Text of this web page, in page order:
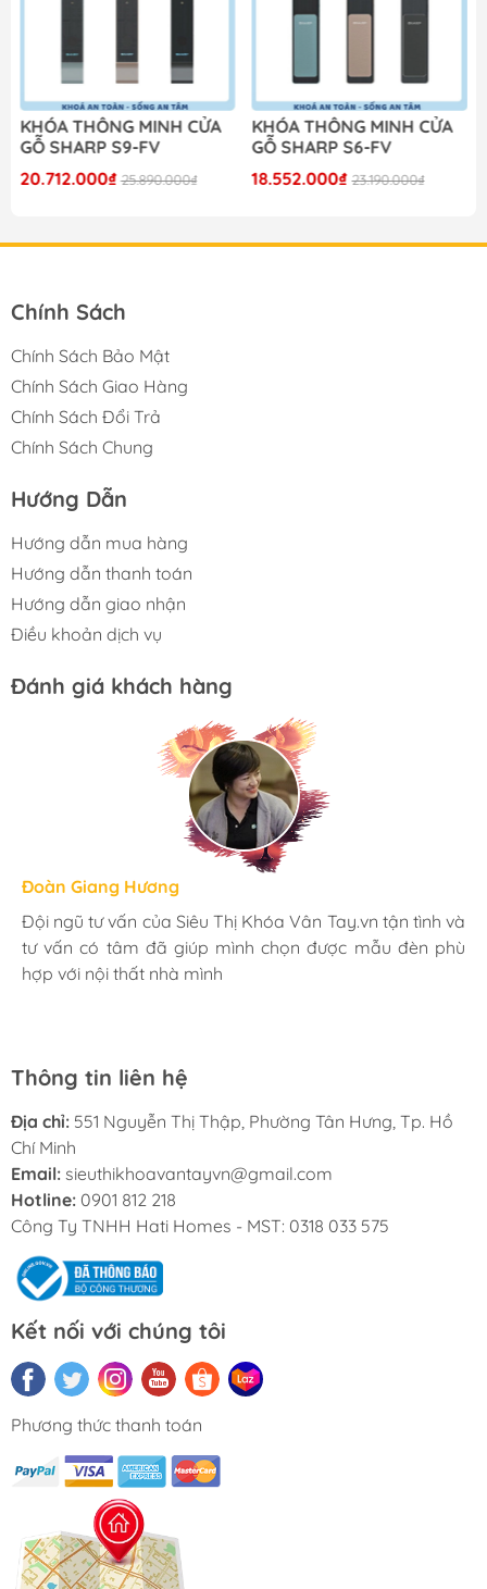
KHÓA THÔNG MINH CỬA
GỖ SHARP S9-FV
20.712.000₫ 25.890.000₫
KHÓA THÔNG MINH CỬA
GỖ SHARP S6-FV
18.552.000₫ 23.190.000₫
Chính Sách
Chính Sách Bảo Mật
Chính Sách Giao Hàng
Chính Sách Đổi Trả
Chính Sách Chung
Hướng Dẫn
Hướng dẫn mua hàng
Hướng dẫn thanh toán
Hướng dẫn giao nhận
Điều khoản dịch vụ
Đánh giá khách hàng
Hương Suri
Mình rất ưng khi đến Siêu Thị Khóa Vân Tay.vn. Ở đây
có rất nhiều mặt hàng phong phú, tha hồ lựa chọn.
Nhân viên chuyên nghiệp, nhiệt tình. Chúc Hati ngày
Đoàn Giang Hương
Đội ngũ tư vấn của Siêu Thị Khóa Vân Tay.vn tận tình và
tư vấn có tâm đã giúp mình chọn được mẫu đèn phù
hợp với nội thất nhà mình
Ngọc Anh
Mua đèn tại Siêu Thị Khóa Vân Tay.vn mình hoàn toàn
yên tâm với chính sách bảo hành 24 tháng tại nhà. Bạn
kĩ thuật lắp đặt rất cận thận và chu đáo
Thông tin liên hệ
Địa chỉ: 551 Nguyễn Thị Thập, Phường Tân Hưng, Tp. Hồ
Chí Minh
Email: sieuthikhoavantayvn@gmail.com
Hotline: 0901 812 218
Công Ty TNHH Hati Homes - MST: 0318 033 575
Kết nối với chúng tôi
Phương thức thanh toán